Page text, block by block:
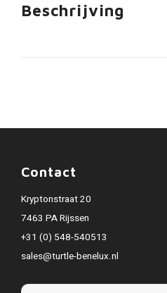
Beschrijving
Contact
Kryptonstraat 20
7463 PA Rijssen
+31 (0) 548-540513
sales@turtle-benelux.nl